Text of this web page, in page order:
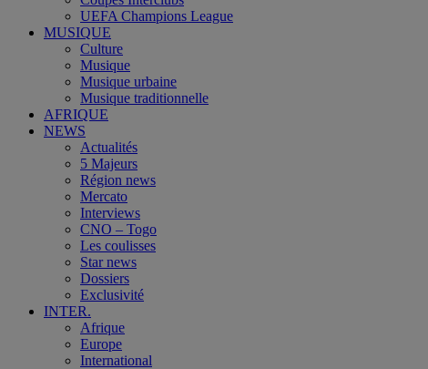
UEFA Champions League
MUSIQUE
Culture
Musique
Musique urbaine
Musique traditionnelle
AFRIQUE
NEWS
Actualités
5 Majeurs
Région news
Mercato
Interviews
CNO – Togo
Les coulisses
Star news
Dossiers
Exclusivité
INTER.
Afrique
Europe
International